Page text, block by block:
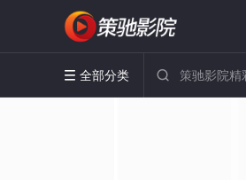
 全部分类 